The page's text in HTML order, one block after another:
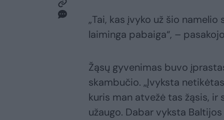
„Tai, kas įvyko už šio
laiminga pabaiga“, –
Žąsų gyvenimas buvo
skambučio. „Įvyksta
kuris man atvežė tas žąsis, ir
užaugo. Dabar vyksta